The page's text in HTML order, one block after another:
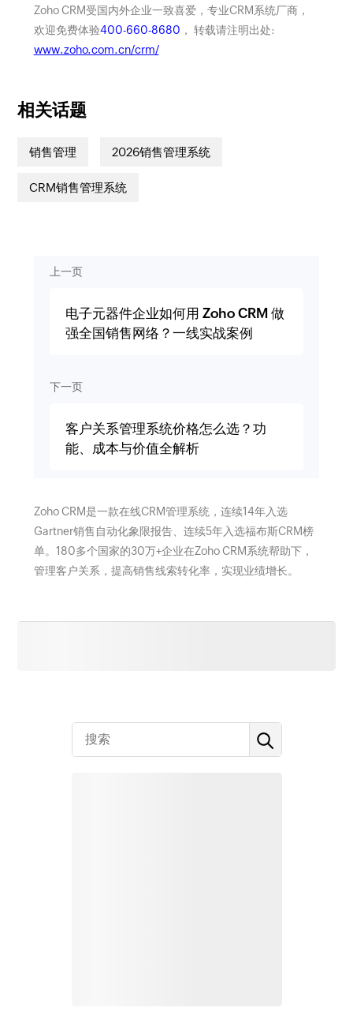
Zoho CRM受国内外企业一致喜爱，专业CRM系统厂商，
欢迎免费体验400-660-8680 ， 转载请注明出处:
www.zoho.com.cn/crm/
相关话题
销售管理 2026销售管理系统
CRM销售管理系统
上一页
电子元器件企业如何用 Zoho CRM 做
强全国销售网络？一线实战案例
下一页
客户关系管理系统价格怎么选？功
能、成本与价值全解析
Zoho CRM是一款在线CRM管理系统，连续14年入选
Gartner销售自动化象限报告、连续5年入选福布斯CRM榜
单。180多个国家的30万+企业在Zoho CRM系统帮助下，
管理客户关系，提高销售线索转化率，实现业绩增长。